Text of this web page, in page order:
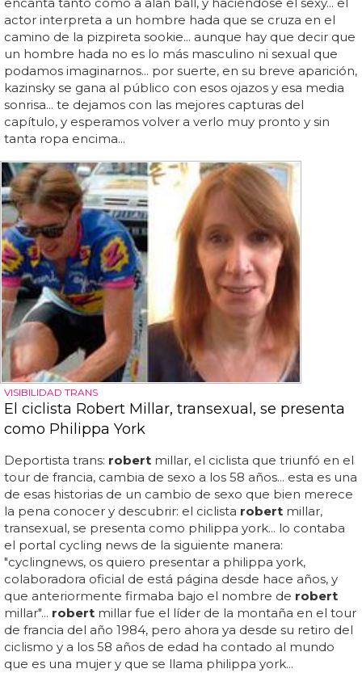
actor interpreta a un hombre hada que se cruza en el
camino de la pizpireta sookie... aunque hay que decir que
un hombre hada no es lo más masculino ni sexual que
podamos imaginarnos... por suerte, en su breve aparición,
kazinsky se gana al público con esos ojazos y esa media
sonrisa... te dejamos con las mejores capturas del
capítulo, y esperamos volver a verlo muy pronto y sin
tanta ropa encima...
VISIBILIDAD TRANS
El ciclista Robert Millar, transexual, se presenta
como Philippa York
Deportista trans: robert millar, el ciclista que triunfó en el
tour de francia, cambia de sexo a los 58 años... esta es una
de esas historias de un cambio de sexo que bien merece
la pena conocer y descubrir: el ciclista robert millar,
transexual, se presenta como philippa york... lo contaba
el portal cycling news de la siguiente manera:
"cyclingnews, os quiero presentar a philippa york,
colaboradora oficial de está página desde hace años, y
que anteriormente firmaba bajo el nombre de robert
millar"... robert millar fue el líder de la montaña en el tour
de francia del año 1984, pero ahora ya desde su retiro del
ciclismo y a los 58 años de edad ha contado al mundo
que es una mujer y que se llama philippa york...